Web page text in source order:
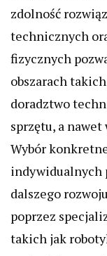
zdolność
technicznych
fizycznych
obszarach
doradztwo
sprzętu, a
Wybór
indywidualnych
dalszego
poprzez
takich jak